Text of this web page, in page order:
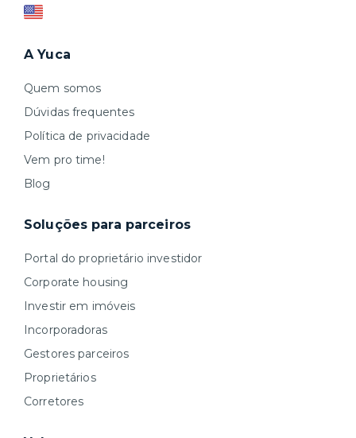
A Yuca
Quem somos
Dúvidas frequentes
Política de privacidade
Vem pro time!
Blog
Soluções para parceiros
Portal do proprietário investidor
Corporate housing
Investir em imóveis
Incorporadoras
Gestores parceiros
Proprietários
Corretores